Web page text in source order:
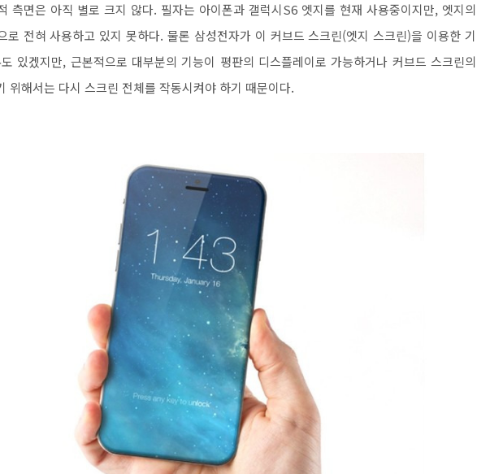
측면은 아직 별로 크지 않다. 필자는 아이폰과 갤럭시S6 엣지를 현재 사용중이지만, 엣지의
로 전혀 사용하고 있지 못하다. 물론 삼성전자가 이 커브드 스크린(엣지 스크린)을 이용한 기
있겠지만, 근본적으로 대부분의 기능이 평판의 디스플레이로 가능하거나 커브드 스크린의
위해서는 다시 스크린 전체를 작동시켜야 하기 때문이다.